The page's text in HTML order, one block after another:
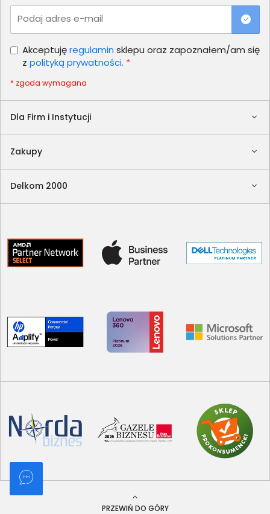
Dla Firm i Instytucji
Zakupy
Delkom 2000
Podaj adres e-mail
Akceptujęregulamin sklepu oraz zapoznałem/am się
z polityką prywatności. *
* zgoda wymagana
PRZEWIŃ DO GÓRY